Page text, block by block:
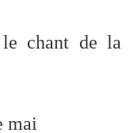
le chant de la
mai